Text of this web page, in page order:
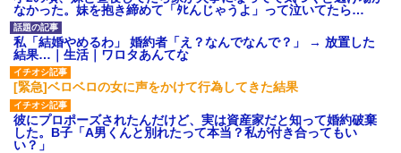
なかった。妹を抱き締めて「ﾀﾋんじゃうよ」って泣いてたら…
私「結婚やめるわ」 婚約者「え？なんでなんで？」 → 放置した
結果…｜生活｜ワロタあんてな
[緊急]ベロベロの女に声をかけて行為してきた結果
彼にプロポーズされたんだけど、実は資産家だと知って婚約破棄
した。B子「A男くんと別れたって本当？私が付き合ってもい
い？」